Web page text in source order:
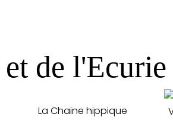
de l'Ecurie
La Chaine hippique